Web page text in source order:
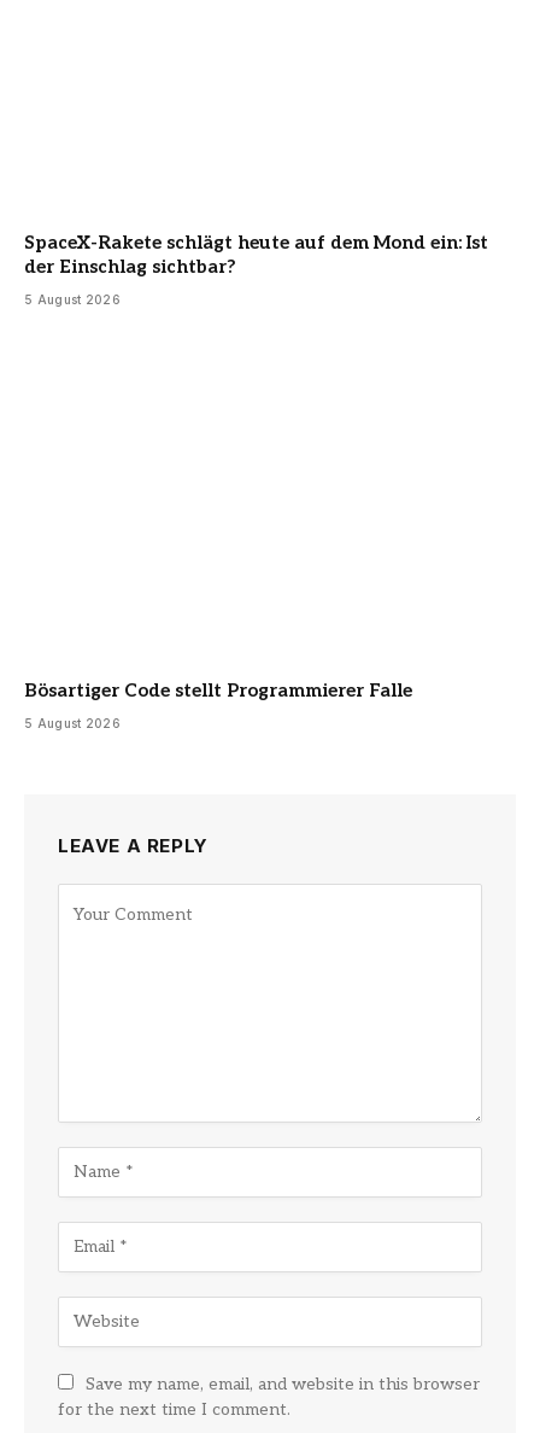
SpaceX-Rakete schlägt heute auf dem Mond ein: Ist
der Einschlag sichtbar?
5 August 2026
Bösartiger Code stellt Programmierer Falle
5 August 2026
LEAVE A REPLY
Save my name, email, and website in this browser
for the next time I comment.